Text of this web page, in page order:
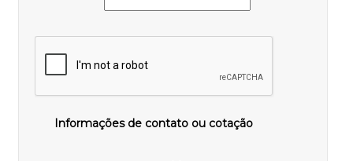
Informações de contato ou cotação